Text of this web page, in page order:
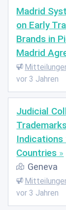
Madrid
on Early
Brands in
Madrid
vor 3 Jahren
Judicial
Indications
Countries
Geneva
vor 3 Jahren